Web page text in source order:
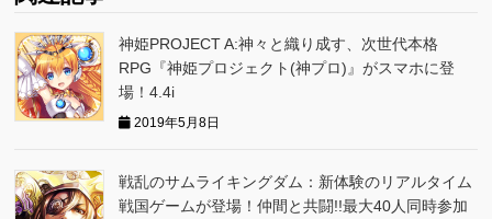
神姫PROJECT A:神々と織り成す、次世代本格
RPG『神姫プロジェクト(神プロ)』がスマホに登
場！4.4i
2019年5月8日
戦乱のサムライキングダム：新体験のリアルタイム
戦国ゲームが登場！仲間と共闘!!最大40人同時参加